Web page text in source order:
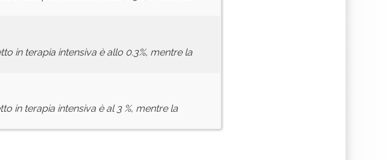
in terapia intensiva è allo 0.3%, mentre la
in terapia intensiva è al 3 %, mentre la